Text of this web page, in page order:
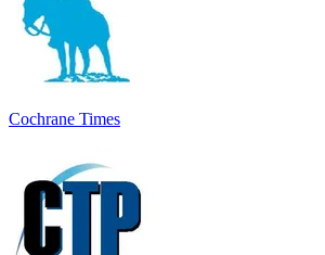
Cochrane Times